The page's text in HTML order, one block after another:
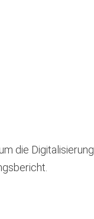
die Digitalisierung